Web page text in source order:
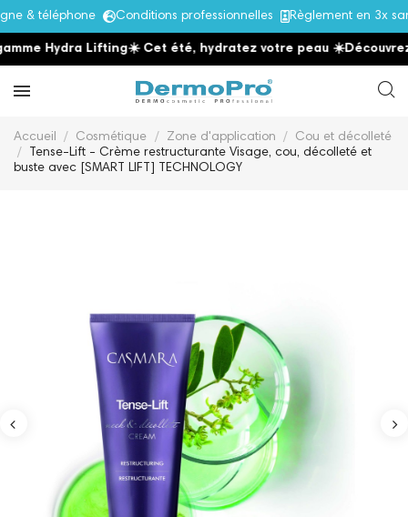
& téléphone Conditions professionnelles Règlement en 3x
Hydra Lifting☀️ Cet été, hydratez votre peau ☀️Découvrez
Accueil Cosmétique Zone d'application
Cou et décolleté
Tense-Lift - Crème restructurante Visage, cou, décolleté et
buste avec [SMART LIFT] TECHNOLOGY